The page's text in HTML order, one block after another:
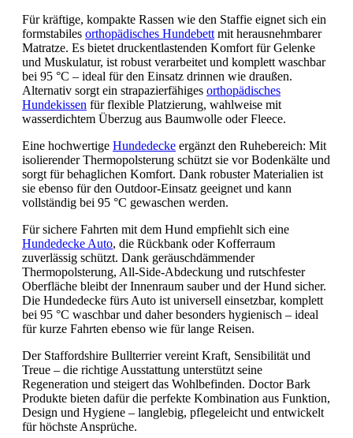
Für kräftige, kompakte Rassen wie den Staffie eignet sich ein
formstabiles orthopädisches Hundebett mit herausnehmbarer
Matratze. Es bietet druckentlastenden Komfort für Gelenke
und Muskulatur, ist robust verarbeitet und komplett waschbar
bei 95 °C – ideal für den Einsatz drinnen wie draußen.
Alternativ sorgt ein strapazierfähiges orthopädisches
Hundekissen für flexible Platzierung, wahlweise mit
wasserdichtem Überzug aus Baumwolle oder Fleece.
Eine hochwertige Hundedecke ergänzt den Ruhebereich: Mit
isolierender Thermopolsterung schützt sie vor Bodenkälte und
sorgt für behaglichen Komfort. Dank robuster Materialien ist
sie ebenso für den Outdoor-Einsatz geeignet und kann
vollständig bei 95 °C gewaschen werden.
Für sichere Fahrten mit dem Hund empfiehlt sich eine
Hundedecke Auto, die Rückbank oder Kofferraum
zuverlässig schützt. Dank geräuschdämmender
Thermopolsterung, All-Side-Abdeckung und rutschfester
Oberfläche bleibt der Innenraum sauber und der Hund sicher.
Die Hundedecke fürs Auto ist universell einsetzbar, komplett
bei 95 °C waschbar und daher besonders hygienisch – ideal
für kurze Fahrten ebenso wie für lange Reisen.
Der Staffordshire Bullterrier vereint Kraft, Sensibilität und
Treue – die richtige Ausstattung unterstützt seine
Regeneration und steigert das Wohlbefinden. Doctor Bark
Produkte bieten dafür die perfekte Kombination aus Funktion,
Design und Hygiene – langlebig, pflegeleicht und entwickelt
für höchste Ansprüche.